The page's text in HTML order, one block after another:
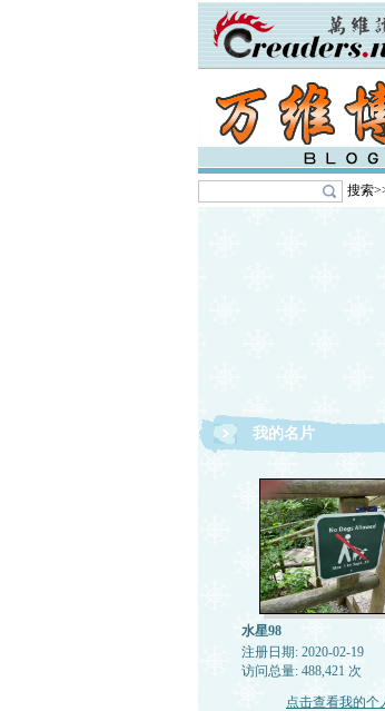
搜索
我的名片
水星98
注册日期: 2020-02-19
访问总量: 488,421 次
点击查看我的个